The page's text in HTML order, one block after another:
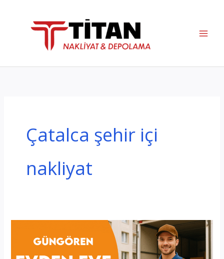
Çatalca şehir içi
nakliyat